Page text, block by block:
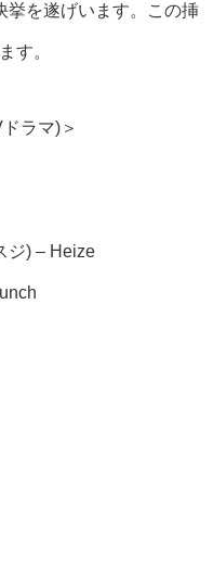
挙を遂げいます。この挿
す。
ラマ)＞
ジ) – Heize